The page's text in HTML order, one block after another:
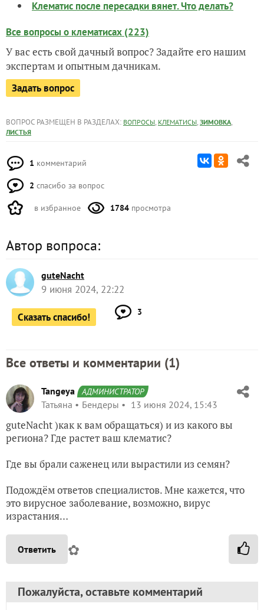
Клематис после пересадки вянет. Что делать?
Все вопросы о клематисах (223)
У вас есть свой дачный вопрос? Задайте его нашим
экспертам и опытным дачникам.
Задать вопрос
ВОПРОС РАЗМЕЩЕН В РАЗДЕЛАХ: ВОПРОСЫ, КЛЕМАТИСЫ, ЗИМОВКА,
ЛИСТЬЯ
1 комментарий
2 спасибо за вопрос
в избранное 1784 просмотра
Автор вопроса:
guteNacht
9 июня 2024, 22:22
Сказать спасибо! 3
Все ответы и комментарии (1)
Tangeya АДМИНИСТРАТОР
Татьяна Бендеры 13 июня 2024, 15:43
guteNacht )как к вам обращаться) и из какого вы
региона? Где растет ваш клематис?
Где вы брали саженец или вырастили из семян?
Подождём ответов специалистов. Мне кажется, что
это вирусное заболевание, возможно, вирус
израстания…
Ответить ✿
Пожалуйста, оставьте комментарий